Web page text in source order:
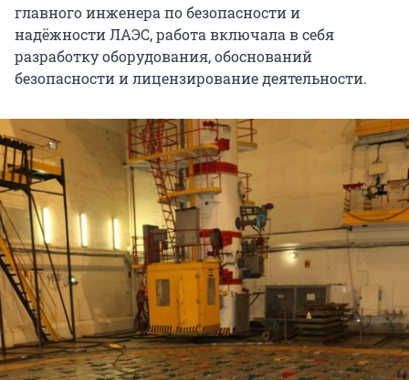
главного инженера по безопасности и
надёжности ЛАЭС, работа включала в себя
разработку оборудования, обоснований
безопасности и лицензирование деятельности.